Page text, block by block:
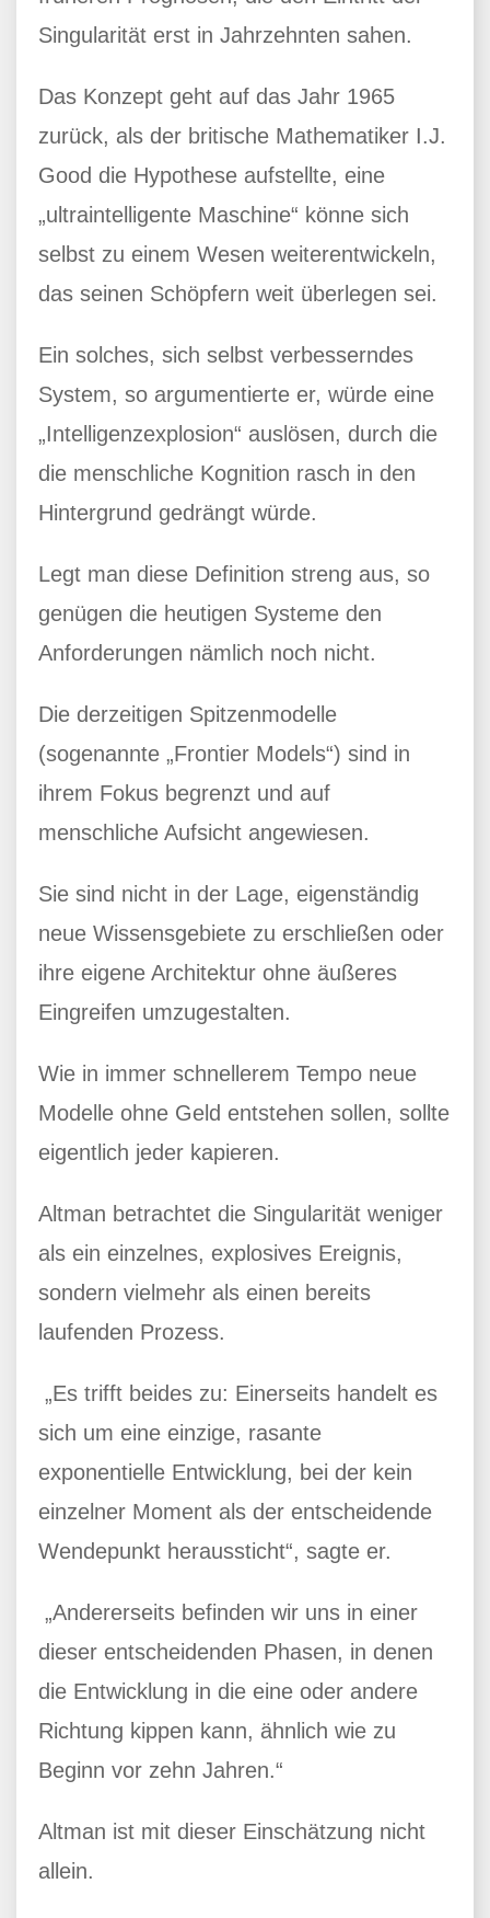
Singularität erst in Jahrzehnten sahen.
Das Konzept geht auf das Jahr 1965
zurück, als der britische Mathematiker I.J.
Good die Hypothese aufstellte, eine
„ultraintelligente Maschine“ könne sich
selbst zu einem Wesen weiterentwickeln,
das seinen Schöpfern weit überlegen sei.
Ein solches, sich selbst verbesserndes
System, so argumentierte er, würde eine
„Intelligenzexplosion“ auslösen, durch die
die menschliche Kognition rasch in den
Hintergrund gedrängt würde.
Legt man diese Definition streng aus, so
genügen die heutigen Systeme den
Anforderungen nämlich noch nicht.
Die derzeitigen Spitzenmodelle
(sogenannte „Frontier Models“) sind in
ihrem Fokus begrenzt und auf
menschliche Aufsicht angewiesen.
Sie sind nicht in der Lage, eigenständig
neue Wissensgebiete zu erschließen oder
ihre eigene Architektur ohne äußeres
Eingreifen umzugestalten.
Wie in immer schnellerem Tempo neue
Modelle ohne Geld entstehen sollen, sollte
eigentlich jeder kapieren.
Altman betrachtet die Singularität weniger
als ein einzelnes, explosives Ereignis,
sondern vielmehr als einen bereits
laufenden Prozess.
„Es trifft beides zu: Einerseits handelt es
sich um eine einzige, rasante
exponentielle Entwicklung, bei der kein
einzelner Moment als der entscheidende
Wendepunkt heraussticht“, sagte er.
„Andererseits befinden wir uns in einer
dieser entscheidenden Phasen, in denen
die Entwicklung in die eine oder andere
Richtung kippen kann, ähnlich wie zu
Beginn vor zehn Jahren.“
Altman ist mit dieser Einschätzung nicht
allein.